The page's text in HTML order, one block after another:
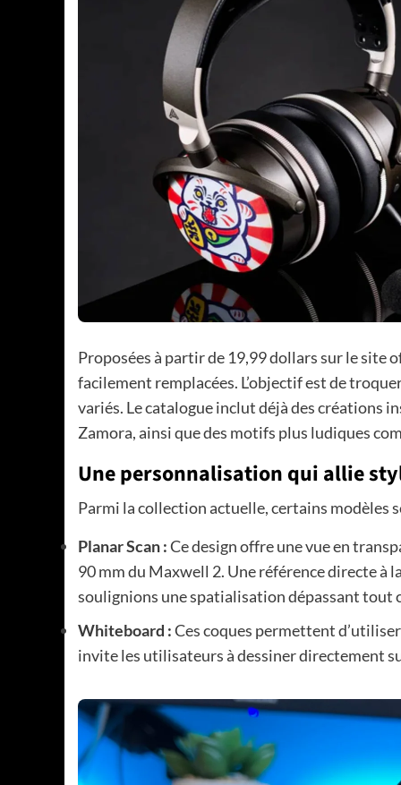
Proposées à partir de 19,99 dollars sur le site
facilement remplacées. L’objectif est de
variés. Le catalogue inclut déjà des créations
Zamora, ainsi que des motifs plus ludiques
Une personnalisation qui allie
Parmi la collection actuelle, certains
Planar Scan :Ce design offre une vue en
90 mm du Maxwell 2. Une référence directe à
soulignions une spatialisation dépassant tout
Whiteboard :Ces coques permettent
invite les utilisateurs à dessiner directement